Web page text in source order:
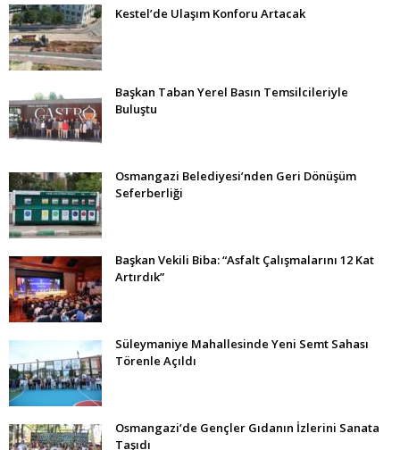
Kestel’de Ulaşım Konforu Artacak
Başkan Taban Yerel Basın Temsilcileriyle
Buluştu
Osmangazi Belediyesi’nden Geri Dönüşüm
Seferberliği
Başkan Vekili Biba: “Asfalt Çalışmalarını 12 Kat
Artırdık”
Süleymaniye Mahallesinde Yeni Semt Sahası
Törenle Açıldı
Osmangazi’de Gençler Gıdanın İzlerini Sanata
Taşıdı